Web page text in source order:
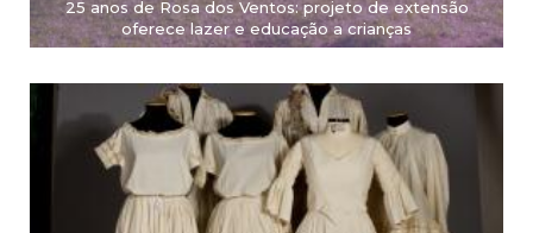
25 anos de Rosa dos Ventos: projeto de extensão
oferece lazer e educação a crianças